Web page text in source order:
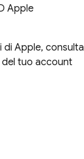
Apple
di Apple, consulta
del tuo account